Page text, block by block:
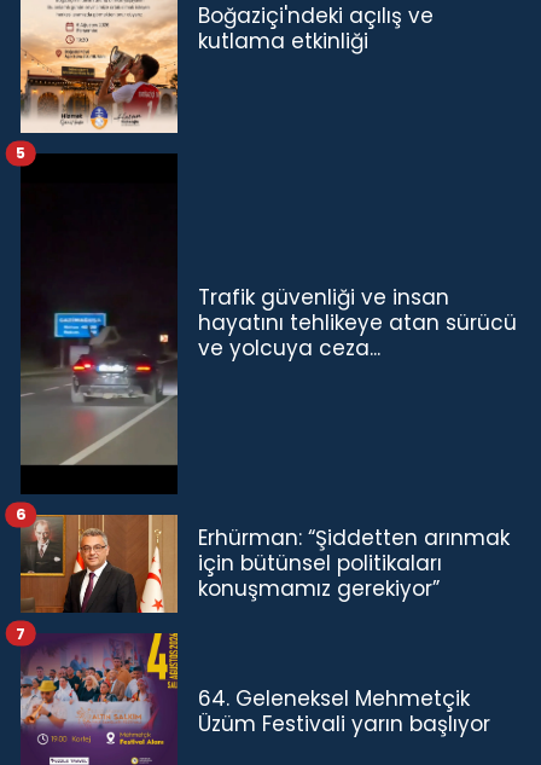
Boğaziçi'ndeki açılış ve
kutlama etkinliği
Trafik güvenliği ve insan
hayatını tehlikeye atan sürücü
ve yolcuya ceza...
5
Erhürman: “Şiddetten arınmak
için bütünsel politikaları
konuşmamız gerekiyor”
6
64. Geleneksel Mehmetçik
Üzüm Festivali yarın başlıyor
7